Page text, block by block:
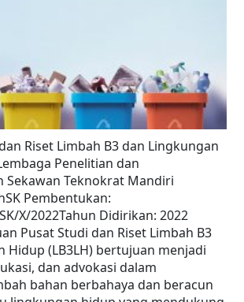
Riset Limbah B3 dan Lingkungan
Penelitian dan
Sekawan Teknokrat Mandiri
Pembentukan:
X/2022Tahun Didirikan: 2022
Pusat Studi dan Riset Limbah B3
Hidup (LB3LH) bertujuan menjadi
dan advokasi dalam
bahan berbahaya dan beracun